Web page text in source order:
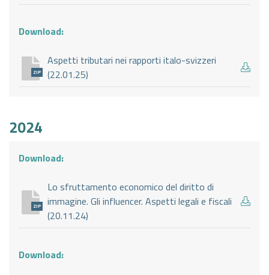
Download:
ZIP
Aspetti tributari nei rapporti italo-svizzeri
(22.01.25)
2024
Download:
ZIP
Lo sfruttamento economico del diritto di
immagine. Gli influencer. Aspetti legali e fiscali
(20.11.24)
Download: